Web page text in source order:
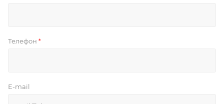
Телефон *
E-mail